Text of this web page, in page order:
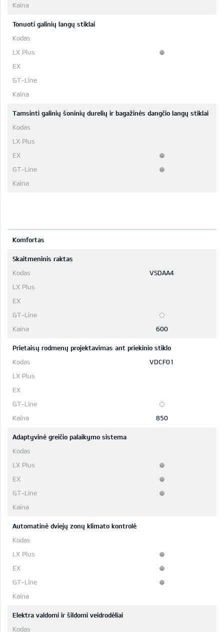
Tonuoti galinių langų stiklai
Tamsinti galinių šoninių durelių ir bagažinės dangčio langų stiklai
Komfortas
Skaitmeninis raktas
VSDAA4
600
Prietaisų rodmenų projektavimas ant priekinio stiklo
VDCF01
850
Adaptyvinė greičio palaikymo sistema
Automatinė dviejų zonų klimato kontrolė
Elektra valdomi ir šildomi veidrodėliai